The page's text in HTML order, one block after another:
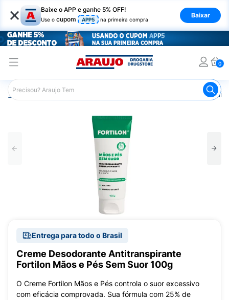
× Baixe o APP e ganhe 5% OFF!
Use o cupom APP5 na primeira compra
Baixar
0
Araujo Beleza e Cuidados
Entrega para todo o Brasil
Creme Desodorante Antitranspirante
Fortilon Mãos e Pés Sem Suor 100g
O Creme Fortilon Mãos e Pés controla o suor excessivo
com eficácia comprovada. Sua fórmula com 25% de